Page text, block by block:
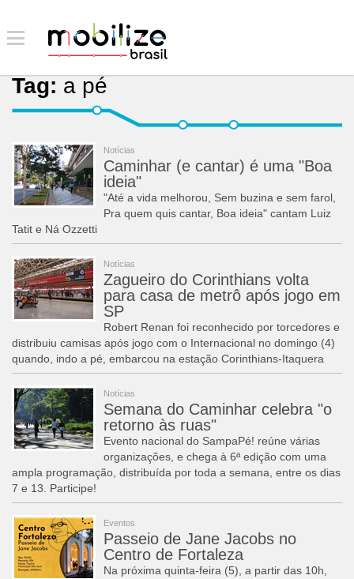
Tag: a pé
Notícias
Caminhar (e cantar) é uma "Boa
ideia"
"Até a vida melhorou, Sem buzina e sem farol,
Pra quem quis cantar, Boa ideia" cantam Luiz
Tatit e Ná Ozzetti
Notícias
Zagueiro do Corinthians volta
para casa de metrô após jogo em
SP
Robert Renan foi reconhecido por torcedores e
distribuiu camisas após jogo com o Internacional no domingo (4)
quando, indo a pé, embarcou na estação Corinthians-Itaquera
Notícias
Semana do Caminhar celebra "o
retorno às ruas"
Evento nacional do SampaPé! reúne várias
organizações, e chega à 6ª edição com uma
ampla programação, distribuída por toda a semana, entre os dias
7 e 13. Participe!
Eventos
Passeio de Jane Jacobs no
Centro de Fortaleza
Na próxima quinta-feira (5), a partir das 10h,